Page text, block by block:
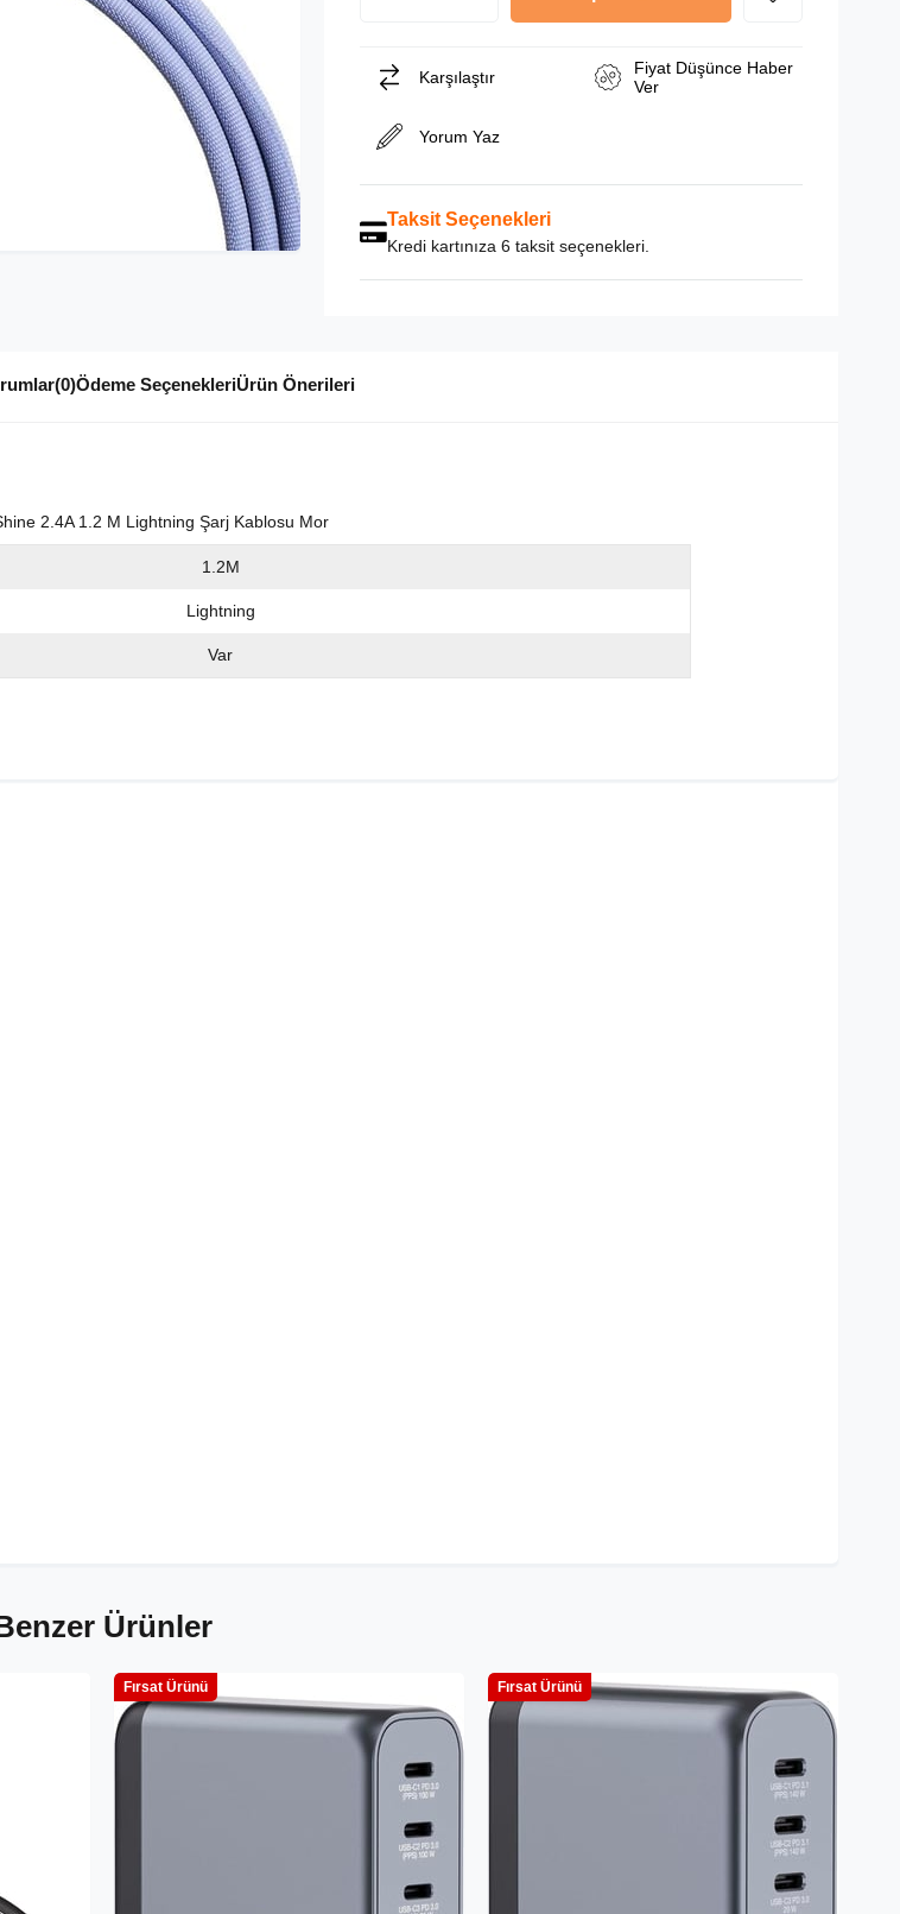
Karşılaştır
Fiyat Düşünce Haber
Ver
Yorum Yaz
Taksit Seçenekleri
Kredi kartınıza 6 taksit seçenekleri.
(0)Ödeme SeçenekleriÜrün Önerileri
2.4A 1.2 M Lightning Şarj Kablosu Mor
1.2M
Lightning
Var
Ürünler
Fırsat Ürünü Fırsat Ürünü